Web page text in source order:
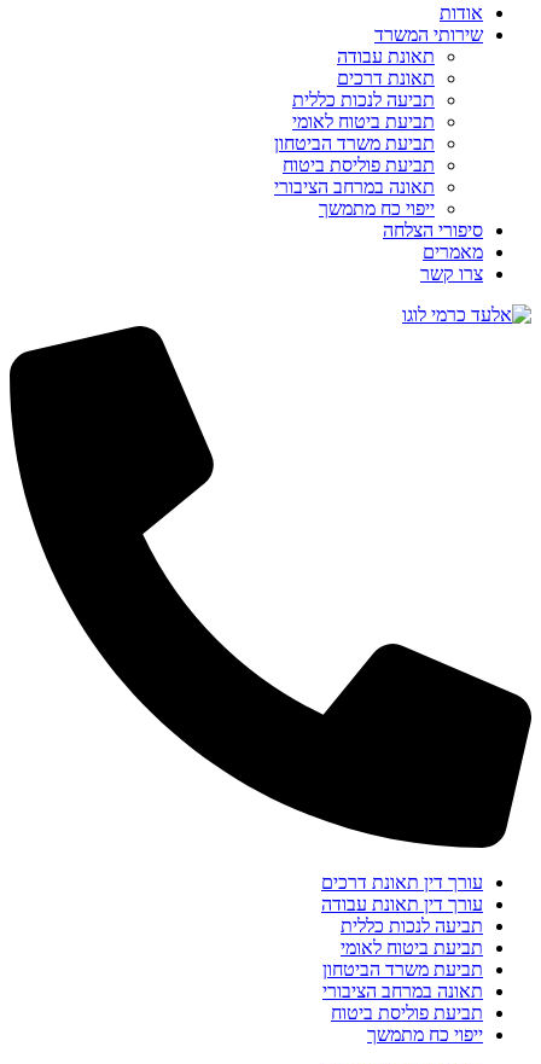
אודות
שירותי המשרד
תאונת עבודה
תאונת דרכים
תביעה לנכות כללית
תביעת ביטוח לאומי
תביעת משרד הביטחון
תביעת פוליסת ביטוח
תאונה במרחב הציבורי
ייפוי כח מתמשך
סיפורי הצלחה
מאמרים
צרו קשר
עורך דין תאונת דרכים
עורך דין תאונת עבודה
תביעה לנכות כללית
תביעת ביטוח לאומי
תביעת משרד הביטחון
תאונה במרחב הציבורי
תביעת פוליסת ביטוח
ייפוי כח מתמשך